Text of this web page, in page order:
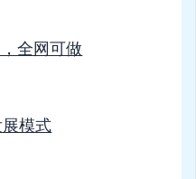
全网可做
模式